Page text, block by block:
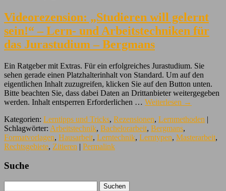
Videorezension: „Studieren will gelernt
sein!“ – Lern- und Arbeitstechniken für
das Jurastudium – Bergmans
Ein Ratgeber mit Extras. Für ein erfolgreiches Jurastudium. Sie
sehen gerade einen Platzhalterinhalt von Standard. Um auf den
eigentlichen Inhalt zuzugreifen, klicken Sie auf den Button unten.
Bitte beachten Sie, dass dabei Daten an Drittanbieter weitergegeben
werden. Inhalt entsperren Erforderlichen … Weiterlesen →
Kategorien: Lerntipps und Tricks, Rezensionen, Lernmethoden |
Schlagwörter: Arbeitstechnik, Bachelorarbeit, Bergmans,
Formatvorlagen, Hausarbeit, Lerntechnik, Lerntypen, Masterarbeit,
Rechtsgebiete, Zitieren | Permalink
Suche